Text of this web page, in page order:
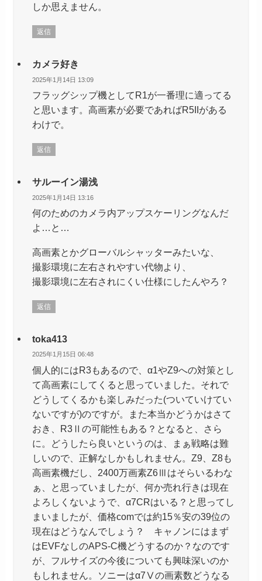
しか思えません。
返信
カメラ好き
2025年1月14日 13:09
フラッグシップ機としてR1が一番理に適ってる
と思います。高画素が必要であればR5IIがある
わけで。
返信
サルーイン湯浅
2025年1月14日 13:16
何のためのカメラ内アップスケーリングなんだ
よ…と…
高画素とかグローバルシャッターみたいな、
撮影環境に左右されやすい代物より、
撮影環境に左右されにくい仕様にしたんやろ？
返信
toka413
2025年1月15日 06:48
個人的にはR3もあるので、α1やZ9への対策とし
て高画素にしてくると思っていました。それで
どうしてくるかも楽しみだった(ついていけてい
ないですが)のですが。また本当かどうかはさて
おき、R3Ⅱの可能性もある？となると、さら
に。どうしたら良いというのは、まぁ戦略は難
しいので、正解なしかもしれません。Z9、Z8も
高画素機だし、2400万画素Z6Ⅲはそらいるわな
ぁ、と思っていましたが、何か売れ行きは現在
よろしくないようで、α7CRはいる？と思ってし
まいましたが、価格comでは約15％安の39位の
現在はどうなんでしょう？ キャノンにはまず
はEVFなしのAPS-C機どうするのか？なのです
が、フルサイズの今後についても興味深いのか
もしれません。ソニーはα7Ⅴの画素数どうなる